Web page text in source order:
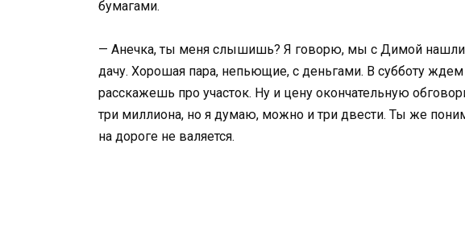
бумагами.
— Анечка, ты меня слышишь? Я говорю, мы с Димой
дачу. Хорошая пара, непьющие, с деньгами. В субботу
расскажешь про участок. Ну и цену окончательную
три миллиона, но я думаю, можно и три двести. Ты же
на дороге не валяется.